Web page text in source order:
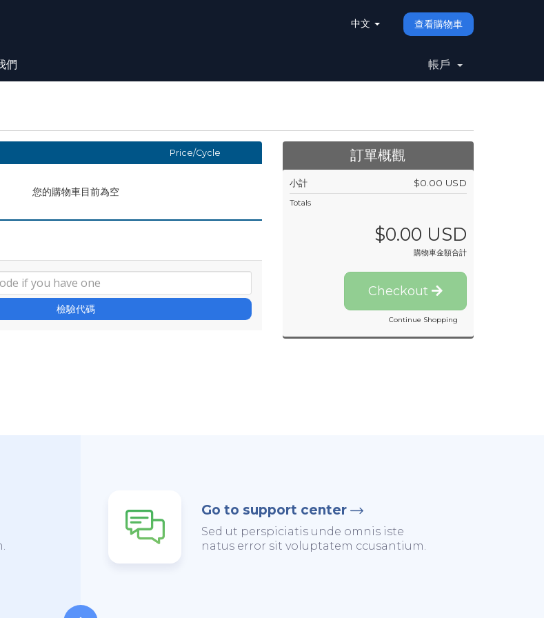
中文 查看購物車
們 帳戶
Price/Cycle
您的購物車目前為空
檢驗代碼
訂單概觀
小計 $0.00 USD
Totals
$0.00 USD
購物車金額合計
Checkout
Continue Shopping
Go to support center
Sed ut perspiciatis unde omnis iste
natus error sit voluptatem ccusantium.